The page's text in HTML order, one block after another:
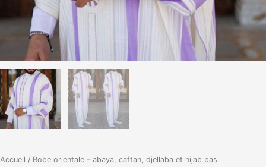
Accueil / Robe orientale – abaya, caftan, djellaba et hijab pas